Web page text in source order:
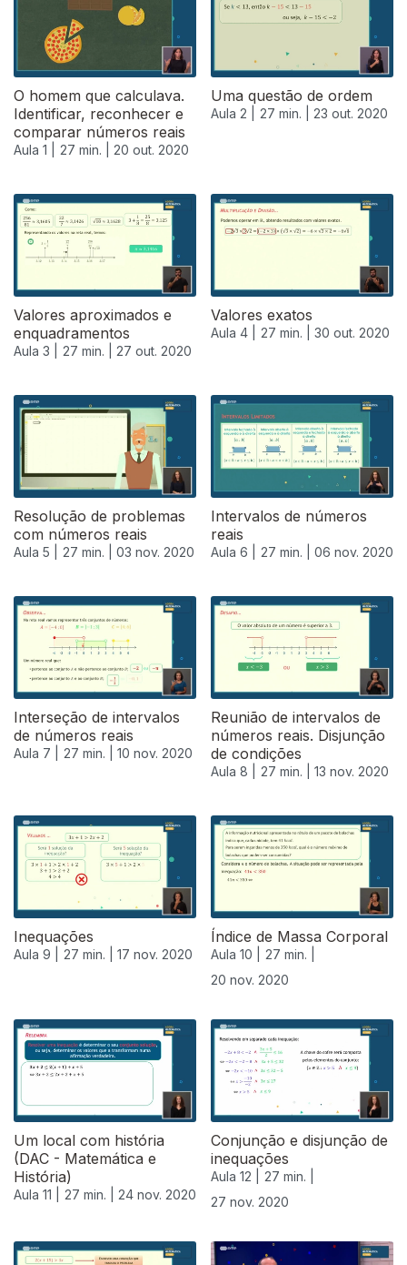
O homem que calculava.
Identificar, reconhecer e
comparar números reais
Aula 1 | 27 min. | 20 out. 2020
Uma questão de ordem
Aula 2 | 27 min. | 23 out. 2020
Valores aproximados e
enquadramentos
Aula 3 | 27 min. | 27 out. 2020
Valores exatos
Aula 4 | 27 min. | 30 out. 2020
Resolução de problemas
com números reais
Aula 5 | 27 min. | 03 nov. 2020
Intervalos de números
reais
Aula 6 | 27 min. | 06 nov. 2020
Interseção de intervalos
de números reais
Aula 7 | 27 min. | 10 nov. 2020
Reunião de intervalos de
números reais. Disjunção
de condições
Aula 8 | 27 min. | 13 nov. 2020
Inequações
Aula 9 | 27 min. | 17 nov. 2020
Índice de Massa Corporal
Aula 10 |
27 min. |
20 nov. 2020
Um local com história
(DAC - Matemática e
História)
Aula 11 | 27 min. | 24 nov. 2020
Conjunção e disjunção de
inequações
Aula 12 |
27 min. |
27 nov. 2020
508654